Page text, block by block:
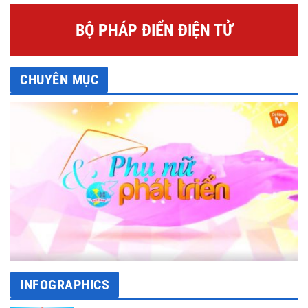
BỘ PHÁP ĐIỂN ĐIỆN TỬ
CHUYÊN MỤC
INFOGRAPHICS